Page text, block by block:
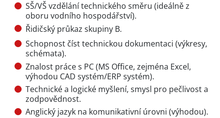
SŠ/VŠ vzdělání technického směru (ideálně z
oboru vodního hospodářství).
Řidičský průkaz skupiny B.
Schopnost číst technickou dokumentaci (výkresy,
schémata).
Znalost práce s PC (MS Office, zejména Excel,
výhodou CAD systém/ERP systém).
Technické a logické myšlení, smysl pro pečlivost a
zodpovědnost.
Anglický jazyk na komunikativní úrovni (výhodou).